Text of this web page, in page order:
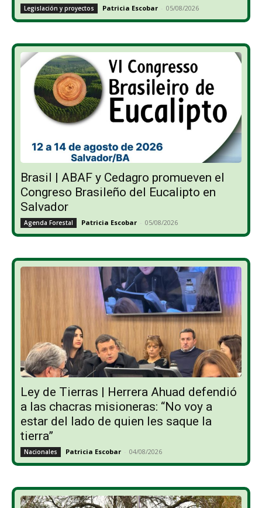
Legislación y proyectos Patricia Escobar - 05/08/2026
Brasil | ABAF y Cedagro promueven el
Congreso Brasileño del Eucalipto en
Salvador
Agenda Forestal Patricia Escobar - 05/08/2026
Ley de Tierras | Herrera Ahuad defendió
a las chacras misioneras: “No voy a
estar del lado de quien les saque la
tierra”
Nacionales Patricia Escobar - 04/08/2026